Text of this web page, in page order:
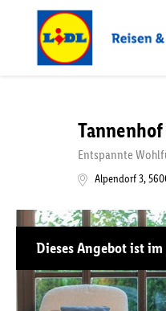
Entspannte
Alpendorf 3,
Dieses Angebot ist